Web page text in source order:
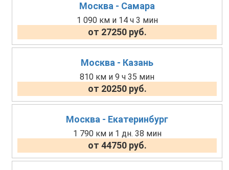
Москва - Самара
1 090 км и 14 ч 3 мин
от 27250 руб.
Москва - Казань
810 км и 9 ч 35 мин
от 20250 руб.
Москва - Екатеринбург
1 790 км и 1 дн. 38 мин
от 44750 руб.